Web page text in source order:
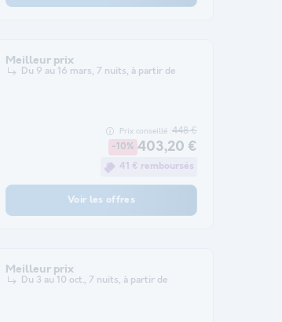
Meilleur prix
Du 9 au 16 mars, 7 nuits, à partir de
Prix conseillé :448 €
-10% 403,20 €
41 € remboursés
Voir les offres
Meilleur prix
Du 3 au 10 oct., 7 nuits, à partir de